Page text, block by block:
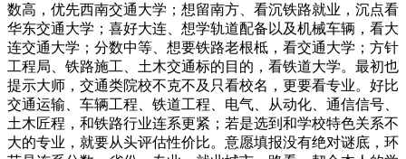
数高，优先西南交通大学；想留南方、看沉铁路就业，沉点看
华东交通大学；喜好大连、想学轨道配备以及机械车辆，看大
连交通大学；分数中等、想要铁路老根柢，看交通大学；方针
工程局、铁路施工、土木交通标的目的，看铁道大学。最初也
提示大师，交通类院校不克不及只看校名，更要看专业。好比
交通运输、车辆工程、铁道工程、电气、从动化、通信信号、
土木匠程，和铁路行业连系更紧；若是选到和学校特色关系不
大的专业，就要从头评估性价比。意愿填报没有绝对谜底，环